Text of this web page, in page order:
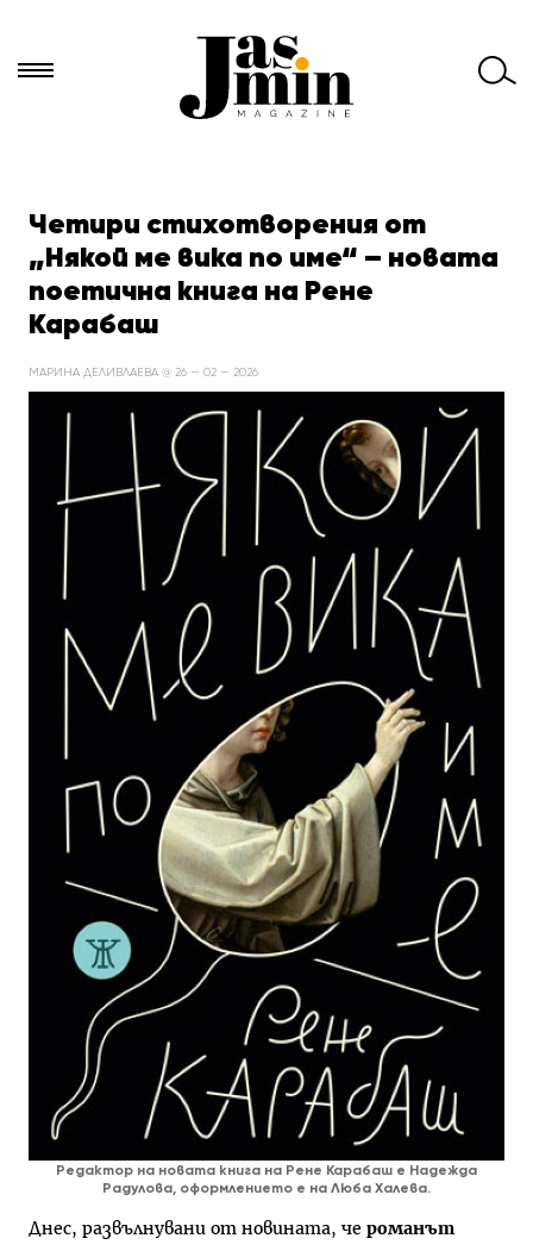
за:Четири стихотворения от
„Някой ме вика по име“ – новата
поетична книга на Рене
Карабаш
МАРИНА ДЕЛИВЛАЕВА @ 26 — 02 — 2026
Редактор на новата книга на Рене Карабаш е Надежда
Радулова, оформлението е на Люба Халева.
Днес, развълнувани от новината, че романът